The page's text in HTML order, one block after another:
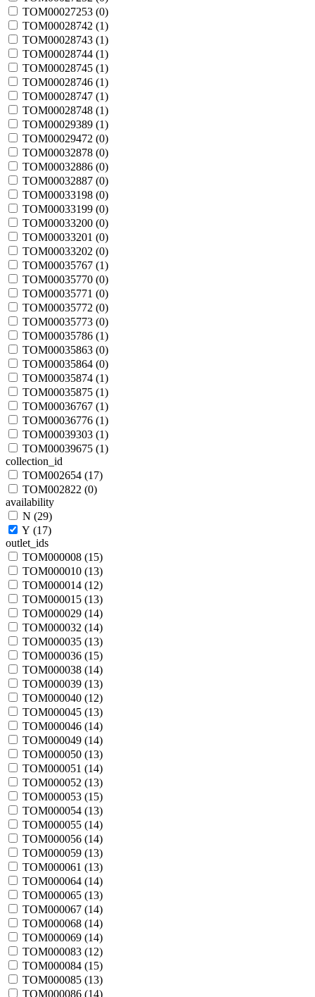
TOM00027253 (0)
TOM00028742 (1)
TOM00028743 (1)
TOM00028744 (1)
TOM00028745 (1)
TOM00028746 (1)
TOM00028747 (1)
TOM00028748 (1)
TOM00029389 (1)
TOM00029472 (0)
TOM00032878 (0)
TOM00032886 (0)
TOM00032887 (0)
TOM00033198 (0)
TOM00033199 (0)
TOM00033200 (0)
TOM00033201 (0)
TOM00033202 (0)
TOM00035767 (1)
TOM00035770 (0)
TOM00035771 (0)
TOM00035772 (0)
TOM00035773 (0)
TOM00035786 (1)
TOM00035863 (0)
TOM00035864 (0)
TOM00035874 (1)
TOM00035875 (1)
TOM00036767 (1)
TOM00036776 (1)
TOM00039303 (1)
TOM00039675 (1)
collection_id
TOM002654 (17)
TOM002822 (0)
availability
N (29)
Y (17)
outlet_ids
TOM000008 (15)
TOM000010 (13)
TOM000014 (12)
TOM000015 (13)
TOM000029 (14)
TOM000032 (14)
TOM000035 (13)
TOM000036 (15)
TOM000038 (14)
TOM000039 (13)
TOM000040 (12)
TOM000045 (13)
TOM000046 (14)
TOM000049 (14)
TOM000050 (13)
TOM000051 (14)
TOM000052 (13)
TOM000053 (15)
TOM000054 (13)
TOM000055 (14)
TOM000056 (14)
TOM000059 (13)
TOM000061 (13)
TOM000064 (14)
TOM000065 (13)
TOM000067 (14)
TOM000068 (14)
TOM000069 (14)
TOM000083 (12)
TOM000084 (15)
TOM000085 (13)
TOM000086 (14)